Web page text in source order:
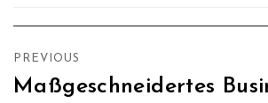
PREVIOUS
Maßgeschneidertes